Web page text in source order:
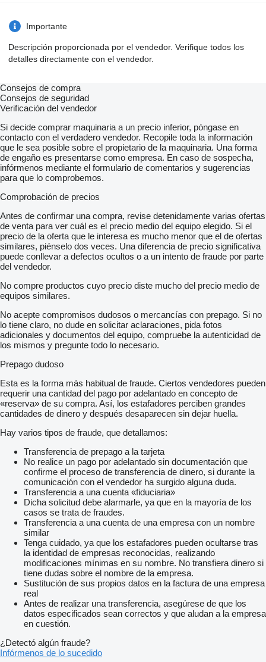
Importante
Descripción proporcionada por el vendedor. Verifique todos los
detalles directamente con el vendedor.
Consejos de compra
Consejos de seguridad
Verificación del vendedor
Si decide comprar maquinaria a un precio inferior, póngase en
contacto con el verdadero vendedor. Recopile toda la información
que le sea posible sobre el propietario de la maquinaria. Una forma
de engaño es presentarse como empresa. En caso de sospecha,
infórmenos mediante el formulario de comentarios y sugerencias
para que lo comprobemos.
Comprobación de precios
Antes de confirmar una compra, revise detenidamente varias ofertas
de venta para ver cuál es el precio medio del equipo elegido. Si el
precio de la oferta que le interesa es mucho menor que el de ofertas
similares, piénselo dos veces. Una diferencia de precio significativa
puede conllevar a defectos ocultos o a un intento de fraude por parte
del vendedor.
No compre productos cuyo precio diste mucho del precio medio de
equipos similares.
No acepte compromisos dudosos o mercancías con prepago. Si no
lo tiene claro, no dude en solicitar aclaraciones, pida fotos
adicionales y documentos del equipo, compruebe la autenticidad de
los mismos y pregunte todo lo necesario.
Prepago dudoso
Esta es la forma más habitual de fraude. Ciertos vendedores pueden
requerir una cantidad del pago por adelantado en concepto de
«reserva» de su compra. Así, los estafadores perciben grandes
cantidades de dinero y después desaparecen sin dejar huella.
Hay varios tipos de fraude, que detallamos:
Transferencia de prepago a la tarjeta
No realice un pago por adelantado sin documentación que
confirme el proceso de transferencia de dinero, si durante la
comunicación con el vendedor ha surgido alguna duda.
Transferencia a una cuenta «fiduciaria»
Dicha solicitud debe alarmarle, ya que en la mayoría de los
casos se trata de fraudes.
Transferencia a una cuenta de una empresa con un nombre
similar
Tenga cuidado, ya que los estafadores pueden ocultarse tras
la identidad de empresas reconocidas, realizando
modificaciones mínimas en su nombre. No transfiera dinero si
tiene dudas sobre el nombre de la empresa.
Sustitución de sus propios datos en la factura de una empresa
real
Antes de realizar una transferencia, asegúrese de que los
datos especificados sean correctos y que aludan a la empresa
en cuestión.
¿Detectó algún fraude?
Infórmenos de lo sucedido